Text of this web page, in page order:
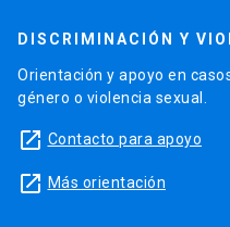
DISCRIMINACIÓN Y
Orientación y apoyo en
género o violencia sexual.
launch Contacto para apoyo
launch Más orientación